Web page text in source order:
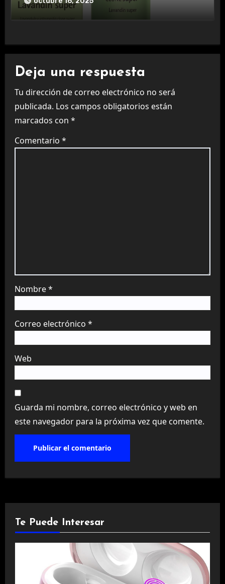
Deja una respuesta
Tu dirección de correo electrónico no será
publicada. Los campos obligatorios están
marcados con *
Comentario *
Nombre*
Correo electrónico *
Web
Guarda mi nombre, correo electrónico y web en
este navegador para la próxima vez que comente.
Te Puede Interesar